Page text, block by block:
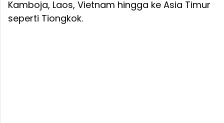
Kamboja, Laos, Vietnam hingga ke Asia Timur
seperti Tiongkok.